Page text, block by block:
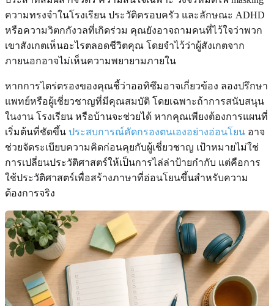
ความทรงจำในโรงเรียน ประวัติครอบครัว และลักษณะ ADHD
หรือความวิตกกังวลที่เกิดร่วม คุณยังอาจถามคนที่ไว้ใจว่าพวก
เขาสังเกตเห็นอะไรตลอดชีวิตคุณ โดยจำไว้ว่าผู้สังเกตจาก
ภายนอกอาจไม่เห็นความพยายามภายใน
หากการไตร่ตรองของคุณชี้ว่าออทิซึมอาจเกี่ยวข้อง ลองปรึกษา
แพทย์หรือผู้เชี่ยวชาญที่มีคุณสมบัติ โดยเฉพาะถ้าการสนับสนุน
ในงาน โรงเรียน หรือบ้านจะช่วยได้ หากคุณเพียงต้องการแผนที่
เริ่มต้นที่ชัดขึ้น ประสบการณ์คัดกรองตนเองอย่างอ่อนโยน อาจ
ช่วยจัดระเบียบความคิดก่อนคุยกับผู้เชี่ยวชาญ เป้าหมายไม่ใช่
การเปลี่ยนประวัติศาสตร์ให้เป็นการไล่ล่าป้ายกำกับ แต่คือการ
ใช้ประวัติศาสตร์เพื่อสร้างภาษาที่อ่อนโยนขึ้นสำหรับความ
ต้องการจริง